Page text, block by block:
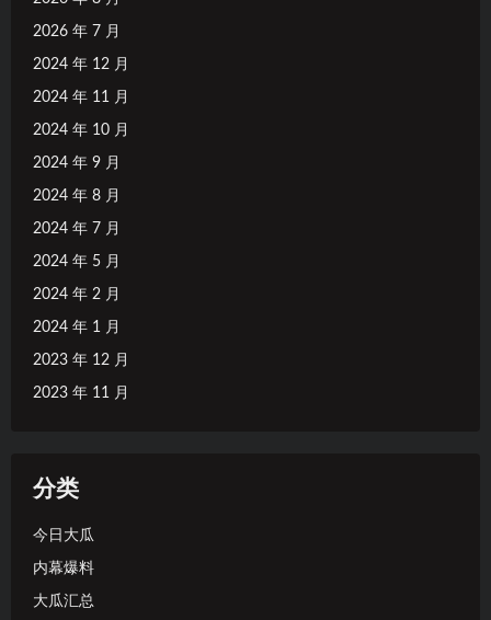
2026 年 7 月
2024 年 12 月
2024 年 11 月
2024 年 10 月
2024 年 9 月
2024 年 8 月
2024 年 7 月
2024 年 5 月
2024 年 2 月
2024 年 1 月
2023 年 12 月
2023 年 11 月
分类
今日大瓜
内幕爆料
大瓜汇总